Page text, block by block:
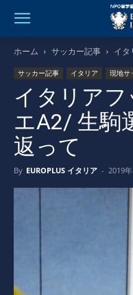
ホーム サッカー記事 イタ
サッカー記事 イタリア 現地サ
イタリアフ
エA2/ 生駒
返って
By EUROPLUS イタリア - 2019